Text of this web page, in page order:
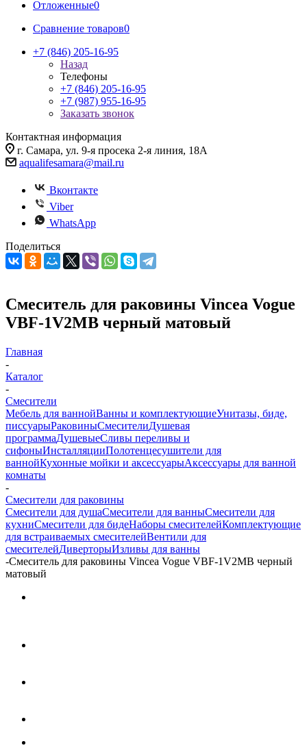
Отложенные0
Сравнение товаров0
+7 (846) 205-16-95
Назад
Телефоны
+7 (846) 205-16-95
+7 (987) 955-16-95
Заказать звонок
Контактная информация
г. Самара, ул. 9-я просека 2-я линия, 18А
aqualifesamara@mail.ru
Вконтакте
Viber
WhatsApp
Поделиться
Смеситель для раковины Vincea Vogue
VBF-1V2MB черный матовый
Главная
-
Каталог
-
Смесители
Мебель для ваннойВанны и комплектующиеУнитазы, биде,
писсуарыРаковиныСмесителиДушевая
программаДушевыеСливы переливы и
сифоныИнсталляцииПолотенцесушители для
ваннойКухонные мойки и аксессуарыАксессуары для ванной
комнаты
-
Смесители для раковины
Смесители для душаСмесители для ванныСмесители для
кухниСмесители для бидеНаборы смесителейКомплектующие
для встраиваемых смесителейВентили для
смесителейДиверторыИзливы для ванны
-Смеситель для раковины Vincea Vogue VBF-1V2MB черный
матовый